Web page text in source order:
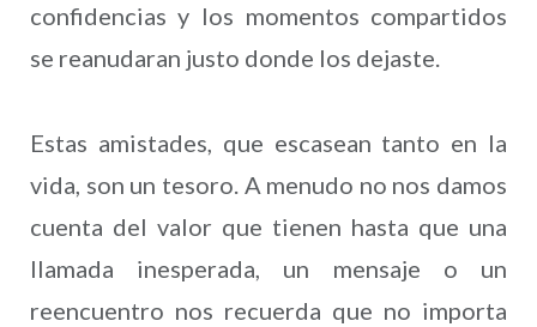
confidencias y los momentos compartidos
se reanudaran justo donde los dejaste.
Estas amistades, que escasean tanto en la
vida, son un tesoro. A menudo no nos damos
cuenta del valor que tienen hasta que una
llamada inesperada, un mensaje o un
reencuentro nos recuerda que no importa